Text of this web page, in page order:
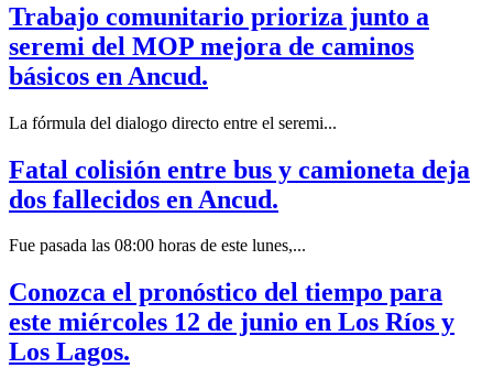
Trabajo comunitario prioriza junto a
seremi del MOP mejora de caminos
básicos en Ancud.
La fórmula del dialogo directo entre el seremi...
Fatal colisión entre bus y camioneta deja
dos fallecidos en Ancud.
Fue pasada las 08:00 horas de este lunes,...
Conozca el pronóstico del tiempo para
este miércoles 12 de junio en Los Ríos y
Los Lagos.